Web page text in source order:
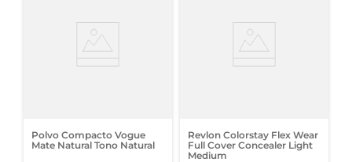
Polvo Compacto Vogue
Mate Natural Tono Natural
Revlon Colorstay Flex Wear
Full Cover Concealer Light
Medium